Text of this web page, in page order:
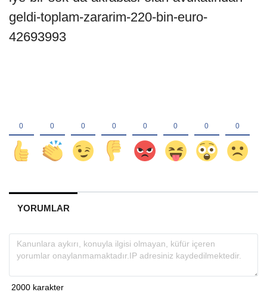
geldi-toplam-zararim-220-bin-euro-
42693993
YORUMLAR